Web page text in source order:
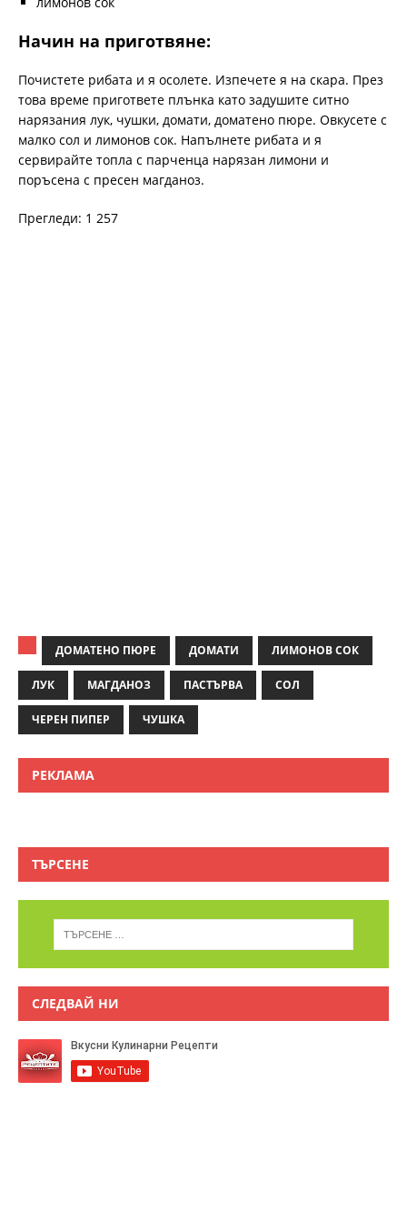
Начин на приготвяне:
Почистете рибата и я осолете. Изпечете я на скара. През
това време пригответе плънка като задушите ситно
нарязания лук, чушки, домати, доматено пюре. Овкусете с
малко сол и лимонов сок. Напълнете рибата и я
сервирайте топла с парченца нарязан лимони и
поръсена с пресен магданоз.
Прегледи: 1 257
ДОМАТЕНО ПЮРЕ ДОМАТИ ЛИМОНОВ СОК
ЛУК МАГДАНОЗ ПАСТЪРВА СОЛ
ЧЕРЕН ПИПЕР ЧУШКА
РЕКЛАМА
ТЪРСЕНЕ
СЛЕДВАЙ НИ